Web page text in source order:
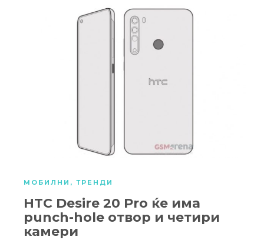
МОБИЛНИ , ТРЕНДИ
HTC Desire 20 Pro ќе има
punch-hole отвор и четири
камери